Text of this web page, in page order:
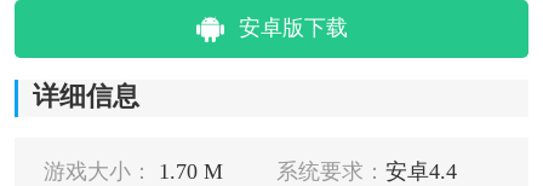
安卓版下载
详细信息
游戏大小： 1.70 M 系统要求： 安卓4.4